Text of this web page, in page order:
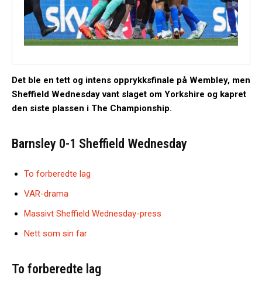
Det ble en tett og intens opprykksfinale på Wembley, men
Sheffield Wednesday vant slaget om Yorkshire og kapret
den siste plassen i The Championship.
Barnsley 0-1 Sheffield Wednesday
To forberedte lag
VAR-drama
Massivt Sheffield Wednesday-press
Nett som sin far
To forberedte lag